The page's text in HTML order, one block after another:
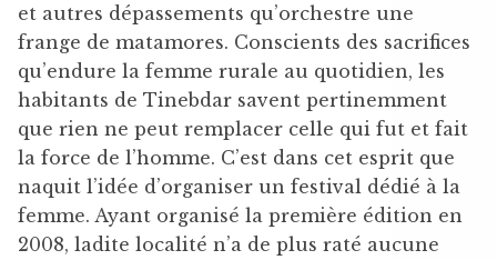
et autres dépassements qu’orchestre une
frange de matamores. Conscients des sacrifices
qu’endure la femme rurale au quotidien, les
habitants de Tinebdar savent pertinemment
que rien ne peut remplacer celle qui fut et fait
la force de l’homme. C’est dans cet esprit que
naquit l’idée d’organiser un festival dédié à la
femme. Ayant organisé la première édition en
2008, ladite localité n’a de plus raté aucune